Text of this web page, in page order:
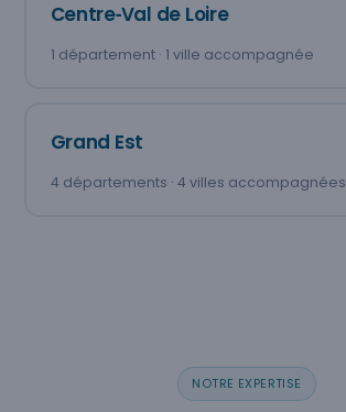
Centre‑Val de Loire
1 département · 1 ville accompagnée
Grand Est
4 départements · 4 villes accompagnées
NOTRE EXPERTISE